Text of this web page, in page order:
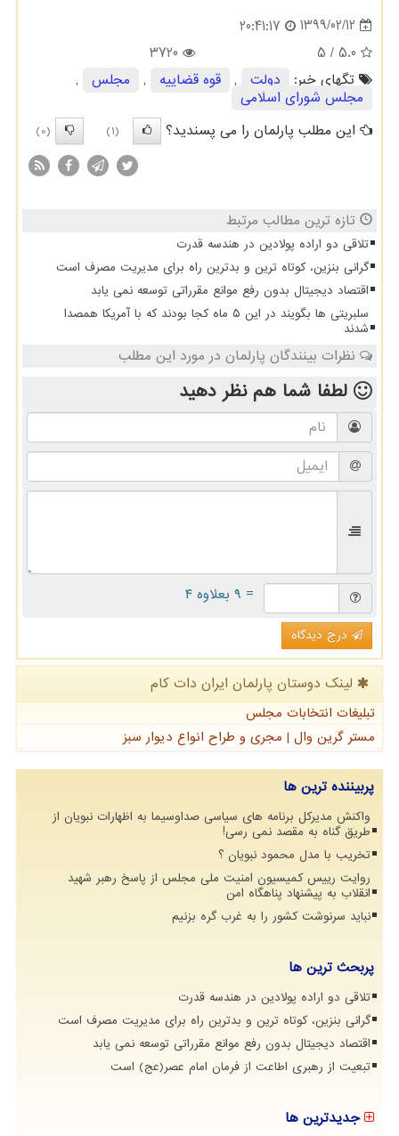
1399/02/12
20:41:17
5.0
/ 5
3720
تگهای خبر:
دولت , قوه قضاییه , مجلس
,
مجلس شورای اسلامی
این مطلب پارلمان را می پسندید؟
(1)
(0)
تازه ترین مطالب مرتبط
تلاقی دو اراده پولادین در هندسه قدرت
گرانی بنزین، کوتاه ترین و بدترین راه برای مدیریت مصرف است
اقتصاد دیجیتال بدون رفع موانع مقرراتی توسعه نمی یابد
سلبریتی ها بگویند در این ۵ ماه کجا بودند که با آمریکا همصدا
شدند
نظرات بینندگان پارلمان در مورد این مطلب
لطفا شما همنظر دهید
= ۹ بعلاوه ۴
درج دیدگاه
لینک دوستان پارلمان ایران دات كام
تبلیغات انتخابات مجلس
مستر گرین وال | مجری و طراح انواع دیوار سبز
پربیننده ترین ها
واکنش مدیرکل برنامه های سیاسی صداوسیما به اظهارات نبویان از
طریق گناه به مقصد نمی رسی!
تخریب با مدل محمود نبویان ؟
روایت رییس کمیسیون امنیت ملی مجلس از پاسخ رهبر شهید
انقلاب به پیشنهاد پناهگاه امن
نباید سرنوشت کشور را به غرب گره بزنیم
پربحث ترین ها
تلاقی دو اراده پولادین در هندسه قدرت
گرانی بنزین، کوتاه ترین و بدترین راه برای مدیریت مصرف است
اقتصاد دیجیتال بدون رفع موانع مقرراتی توسعه نمی یابد
تبعیت از رهبری اطاعت از فرمان امام عصر(عج) است
جدیدترین ها